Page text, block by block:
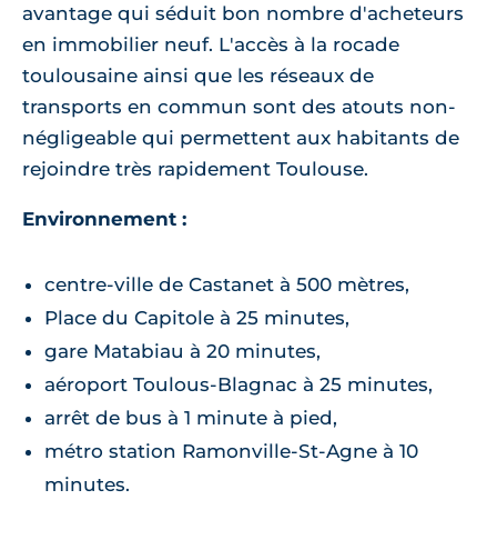
avantage qui séduit bon nombre d'acheteurs
en immobilier neuf. L'accès à la rocade
toulousaine ainsi que les réseaux de
transports en commun sont des atouts non-
négligeable qui permettent aux habitants de
rejoindre très rapidement Toulouse.
Environnement :
centre-ville de Castanet à 500 mètres,
Place du Capitole à 25 minutes,
gare Matabiau à 20 minutes,
aéroport Toulous-Blagnac à 25 minutes,
arrêt de bus à 1 minute à pied,
métro station Ramonville-St-Agne à 10
minutes.